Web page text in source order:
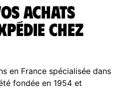
achats
chez
en France spécialisée dans
fondée en 1954 et